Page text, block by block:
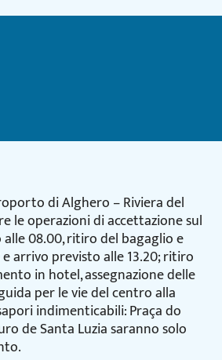
di Alghero – Riviera del
le operazioni di accettazione sul
08.00, ritiro del bagaglio e
arrivo previsto alle 13.20; ritiro
in hotel, assegnazione delle
per le vie del centro alla
indimenticabili: Praça do
de Santa Luzia saranno solo